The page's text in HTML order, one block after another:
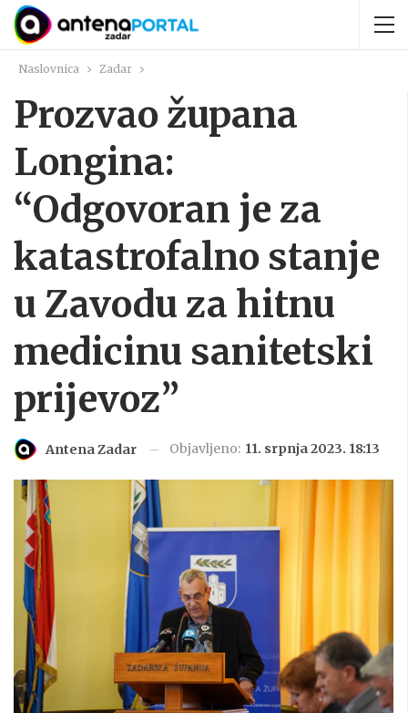
Naslovnica Zadar
Prozvao župana
Longina:
“Odgovoran je za
katastrofalno stanje
u Zavodu za hitnu
medicinu sanitetski
prijevoz”
Antena Zadar Objavljeno: 11. srpnja 2023. 18:13